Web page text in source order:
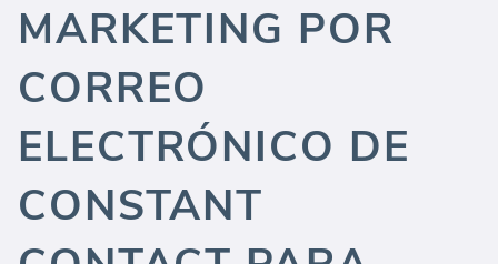
MARKETING POR
CORREO
ELECTRÓNICO DE
CONSTANT